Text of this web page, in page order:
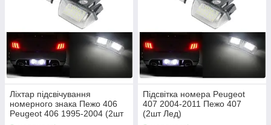
Ліхтар підсвічування
номерного знака Пежо 406
Peugeot 406 1995-2004 (2шт
Підсвітка номера Peugeot
407 2004-2011 Пежо 407
(2шт Лед)